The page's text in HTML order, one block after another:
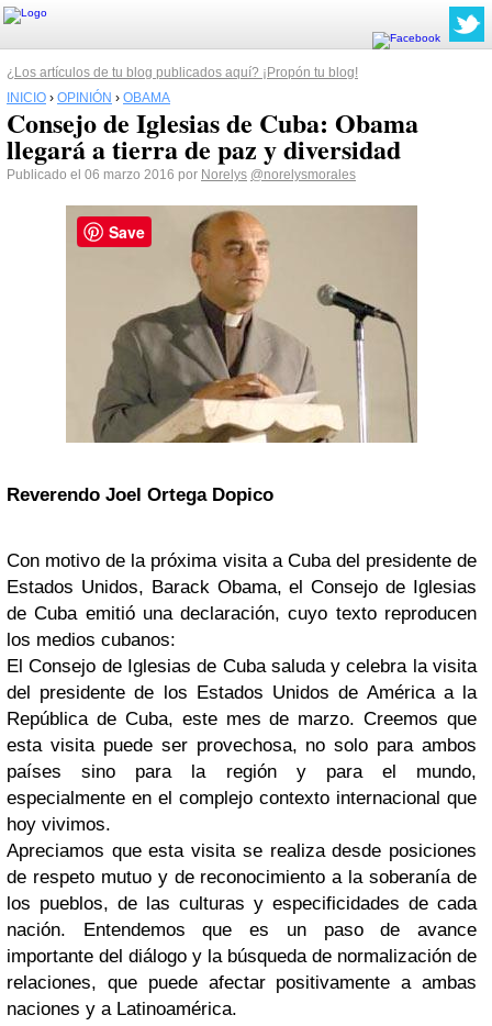
¿Los artículos de tu blog publicados aquí? ¡Propón tu blog!
INICIO › OPINIÓN › OBAMA
Consejo de Iglesias de Cuba: Obama
llegará a tierra de paz y diversidad
Publicado el 06 marzo 2016 por Norelys @norelysmorales
Reverendo Joel Ortega Dopico
Con motivo de la próxima visita a Cuba del presidente de
Estados Unidos, Barack Obama, el Consejo de Iglesias
de Cuba emitió una declaración, cuyo texto reproducen
los medios cubanos:
El Consejo de Iglesias de Cuba saluda y celebra la visita
del presidente de los Estados Unidos de América a la
República de Cuba, este mes de marzo. Creemos que
esta visita puede ser provechosa, no solo para ambos
países sino para la región y para el mundo,
especialmente en el complejo contexto internacional que
hoy vivimos.
Apreciamos que esta visita se realiza desde posiciones
de respeto mutuo y de reconocimiento a la soberanía de
los pueblos, de las culturas y especificidades de cada
nación. Entendemos que es un paso de avance
importante del diálogo y la búsqueda de normalización de
relaciones, que puede afectar positivamente a ambas
naciones y a Latinoamérica.
Save